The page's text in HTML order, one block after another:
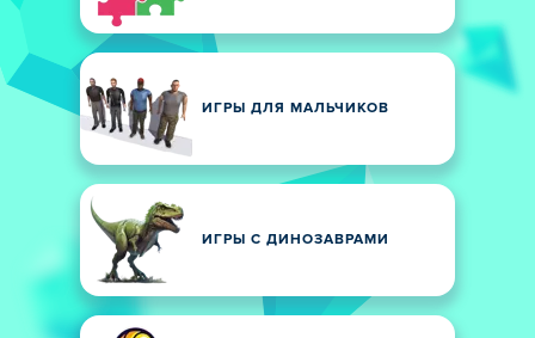
ИГРЫ ДЛЯ МАЛЬЧИКОВ
ИГРЫ С ДИНОЗАВРАМИ